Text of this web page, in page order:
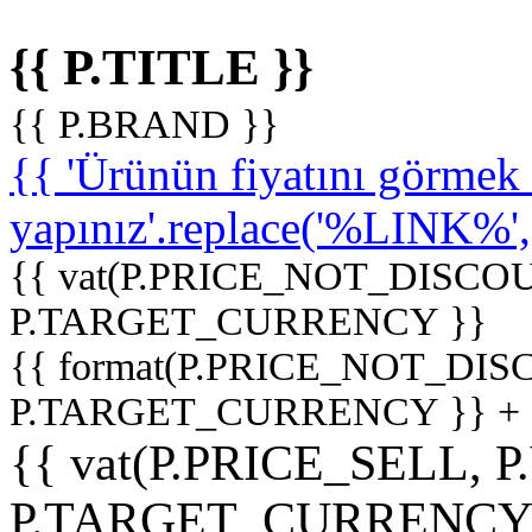
{{ P.TITLE }}
{{ P.BRAND }}
{{ 'Ürünün fiyatını
{{
P.TARGET_CURRENCY }}
{{
P.TARGET_CURRENCY }}
{{ vat(P.PRICE_SELL,